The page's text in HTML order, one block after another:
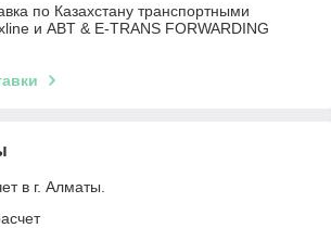
по Казахстану транспортными
и ABT & E-TRANS FORWARDING
в г. Алматы.